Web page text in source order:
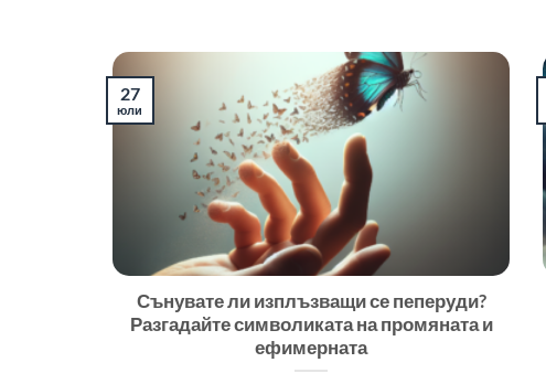
Сънувате ли изплъзващи се пеперуди?
Разгадайте символиката на промяната и
ефимерната
27
юли